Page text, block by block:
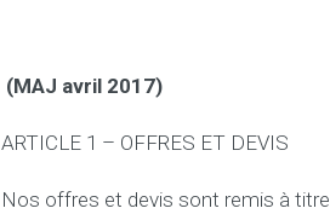
(MAJ avril 2017)
ARTICLE 1 – OFFRES ET DEVIS
Nos offres et devis sont remis à